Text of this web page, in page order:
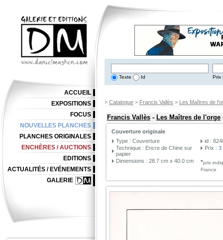
Texte Id Prix
> Catalogue > Francis Vallès > Les Maîtres de
Francis Vallès-Les Maîtres de l'orge
Couverture originale
Type : Couverture
Technique : Encre de Chine sur
papier
Dimensions : 28.7 cm x 40.0 cm
id :
Prix :3
*prix
France
ACCUEIL
EXPOSITIONS
FOCUS
NOUVELLES PLANCHES
PLANCHES ORIGINALES
ENCHÈRES / AUCTIONS
EDITIONS
ACTUALITÉS / EVÉNEMENTS
GALERIE